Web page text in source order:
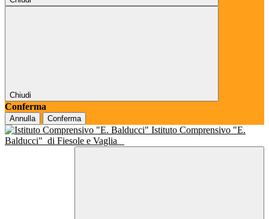
Chiudi
Conferma
Annulla Conferma
Istituto Comprensivo "E.
Balducci" di Fiesole e Vaglia